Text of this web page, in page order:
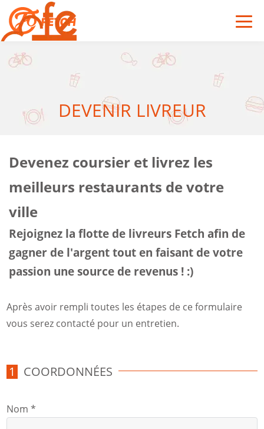
DEVENIR LIVREUR
Devenez coursier et livrez les
meilleurs restaurants de votre
ville
Rejoignez la flotte de livreurs Fetch afin de
gagner de l'argent tout en faisant de votre
passion une source de revenus ! :)
Après avoir rempli toutes les étapes de ce formulaire
vous serez contacté pour un entretien.
COORDONNÉES
Nom *